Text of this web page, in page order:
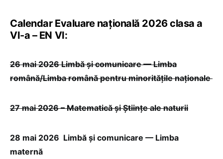
Calendar Evaluare națională 2026 clasa a
VI-a – EN VI:
26 mai 2026 Limbă și comunicare — Limba
română/Limba română pentru minoritățile naționale
27 mai 2026 – Matematică și Științe ale naturii
28 mai 2026 Limbă și comunicare — Limba
maternă